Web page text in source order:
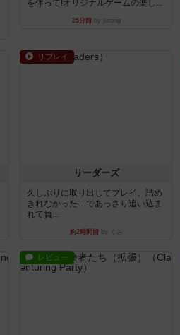
を伴って!オリジナルゲームの楽し...
25分前by jurong
リプレイ
リーダーズ
久しぶりに取り出してプレイ。詰め
きれなかった…であっさり追い込ま
れて負...
約2時間前by くみ
レビュー